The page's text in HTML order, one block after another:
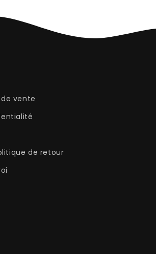
vente
de retour